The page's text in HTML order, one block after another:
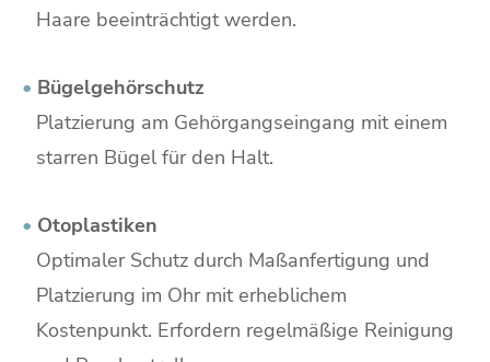
Haare beeinträchtigt werden.
• Bügelgehörschutz
Platzierung am Gehörgangseingang mit einem
starren Bügel für den Halt.
• Otoplastiken
Optimaler Schutz durch Maßanfertigung und
Platzierung im Ohr mit erheblichem
Kostenpunkt. Erfordern regelmäßige Reinigung